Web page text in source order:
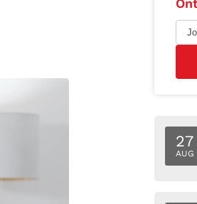
27
AUG